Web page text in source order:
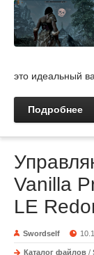
это идеальный
Подробнее
Vanilla
LE
Swordself
Каталог файлов /